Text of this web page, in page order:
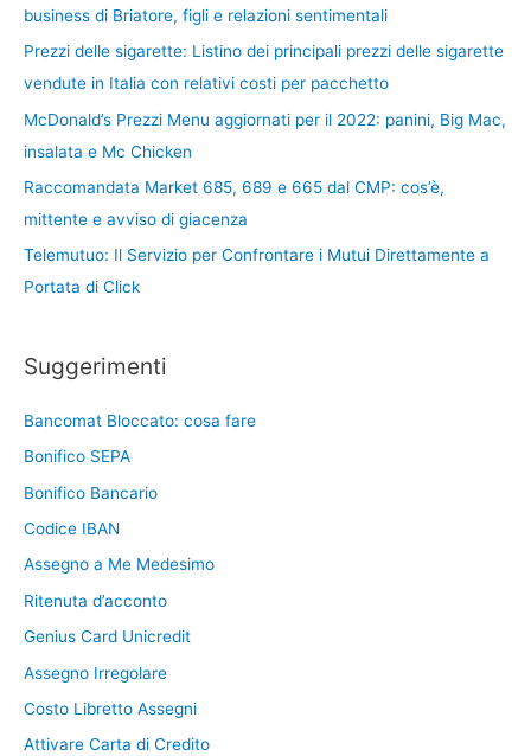
business di Briatore, figli e relazioni sentimentali
Prezzi delle sigarette: Listino dei principali prezzi delle sigarette
vendute in Italia con relativi costi per pacchetto
McDonald’s Prezzi Menu aggiornati per il 2022: panini, Big Mac,
insalata e Mc Chicken
Raccomandata Market 685, 689 e 665 dal CMP: cos’è,
mittente e avviso di giacenza
Telemutuo: Il Servizio per Confrontare i Mutui Direttamente a
Portata di Click
Suggerimenti
Bancomat Bloccato: cosa fare
Bonifico SEPA
Bonifico Bancario
Codice IBAN
Assegno a Me Medesimo
Ritenuta d’acconto
Genius Card Unicredit
Assegno Irregolare
Costo Libretto Assegni
Attivare Carta di Credito